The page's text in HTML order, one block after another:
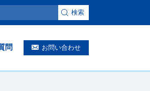
検索
問 お問い合わせ